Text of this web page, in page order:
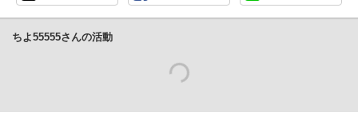
ちよ55555さんの活動